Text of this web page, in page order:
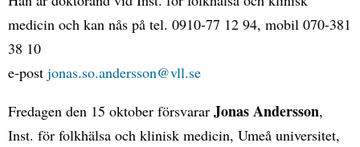
medicin och kan nås på tel. 0910-77 12 94, mobil 070-381
38 10
e-post jonas.so.andersson@vll.se
Fredagen den 15 oktober försvarar Jonas Andersson,
Inst. för folkhälsa och klinisk medicin, Umeå universitet,